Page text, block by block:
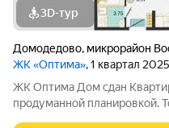
3D-тур
Домодедово, микрорайон
ЖК «Оптима», 1 квартал 2025
ЖК Оптима Дом сдан Квартира с функциональной и
продуманной планировкой.